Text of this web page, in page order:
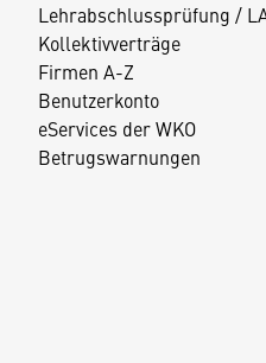
Lehrabschlussprüfung /
Kollektivverträge
Firmen A-Z
Benutzerkonto
eServices der WKO
Betrugswarnungen